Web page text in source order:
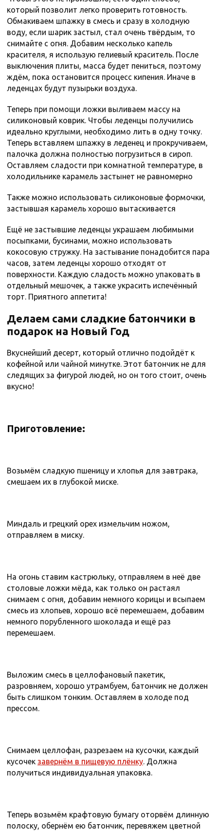
который позволит легко проверить готовность.
Обмакиваем шпажку в смесь и сразу в холодную
воду, если шарик застыл, стал очень твёрдым, то
снимайте с огня. Добавим несколько капель
красителя, я использую гелиевый краситель. После
выключения плиты, масса будет пениться, поэтому
ждём, пока остановится процесс кипения. Иначе в
леденцах будут пузырьки воздуха.
Теперь при помощи ложки выливаем массу на
силиконовый коврик. Чтобы леденцы получились
идеально круглыми, необходимо лить в одну точку.
Теперь вставляем шпажку в леденец и прокручиваем,
палочка должна полностью погрузиться в сироп.
Оставляем сладости при комнатной температуре, в
холодильнике карамель застынет не равномерно
Также можно использовать силиконовые формочки,
застывшая карамель хорошо вытаскивается
Ещё не застывшие леденцы украшаем любимыми
посыпками, бусинами, можно использовать
кокосовую стружку. На застывание понадобится пара
часов, затем леденцы хорошо отходят от
поверхности. Каждую сладость можно упаковать в
отдельный мешочек, а также украсить испечённый
торт. Приятного аппетита!
Делаем сами сладкие батончики в
подарок на Новый Год
Вкуснейший десерт, который отлично подойдёт к
кофейной или чайной минутке. Этот батончик не для
следящих за фигурой людей, но он того стоит, очень
вкусно!
Приготовление:
Возьмём сладкую пшеницу и хлопья для завтрака,
смешаем их в глубокой миске.
Миндаль и грецкий орех измельчим ножом,
отправляем в миску.
На огонь ставим кастрюльку, отправляем в неё две
столовые ложки мёда, как только он растаял
снимаем с огня, добавим немного корицы и всыпаем
смесь из хлопьев, хорошо всё перемешаем, добавим
немного порубленного шоколада и ещё раз
перемешаем.
Выложим смесь в целлофановый пакетик,
разровняем, хорошо утрамбуем, батончик не должен
быть слишком тонким. Оставляем в холоде под
прессом.
Снимаем целлофан, разрезаем на кусочки, каждый
кусочек завернём в пищевую плёнку. Должна
получиться индивидуальная упаковка.
Теперь возьмём крафтовую бумагу оторвём длинную
полоску, обернём ею батончик, перевяжем цветной